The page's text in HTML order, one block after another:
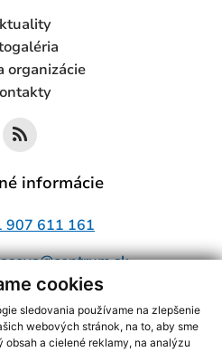
cookies
sledovania používame na zlepšenie
webových stránok, na to, aby sme
a cielené reklamy, na analýzu
organizácie
informácie
907 611 161
informácií s využitím RSS